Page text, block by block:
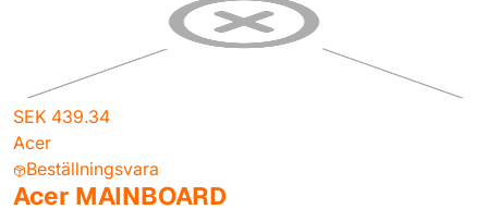
SEK 439.34
Acer
Beställningsvara
Acer MAINBOARD